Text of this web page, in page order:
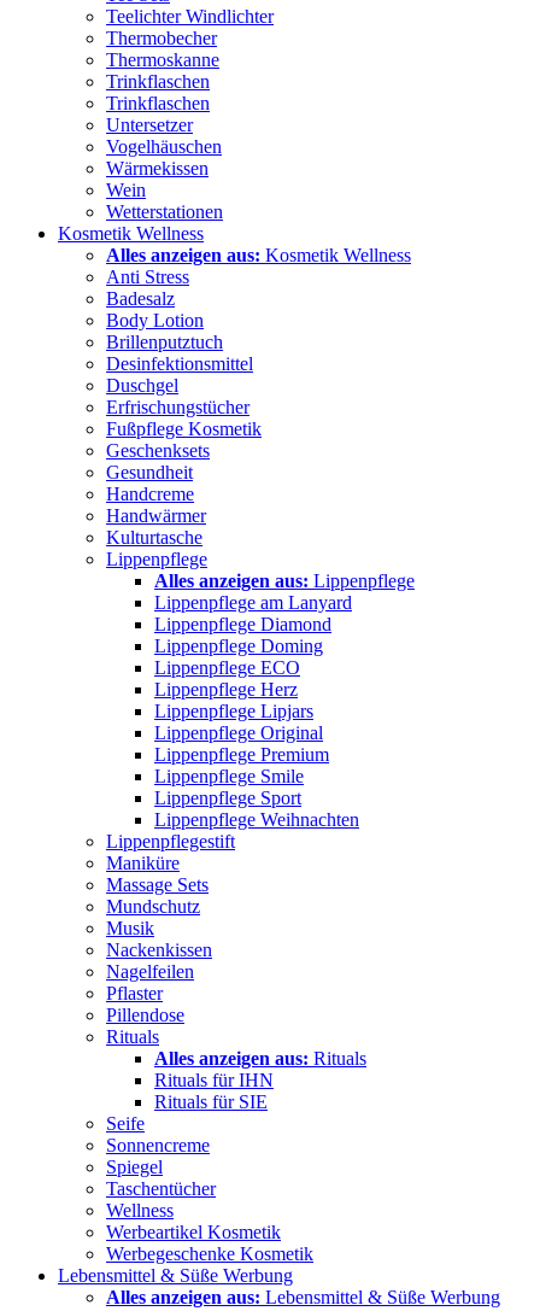
Teelichter Windlichter
Thermobecher
Thermoskanne
Trinkflaschen
Trinkflaschen
Untersetzer
Vogelhäuschen
Wärmekissen
Wein
Wetterstationen
Kosmetik Wellness
Alles anzeigen aus: Kosmetik Wellness
Anti Stress
Badesalz
Body Lotion
Brillenputztuch
Desinfektionsmittel
Duschgel
Erfrischungstücher
Fußpflege Kosmetik
Geschenksets
Gesundheit
Handcreme
Handwärmer
Kulturtasche
Lippenpflege
Alles anzeigen aus: Lippenpflege
Lippenpflege am Lanyard
Lippenpflege Diamond
Lippenpflege Doming
Lippenpflege ECO
Lippenpflege Herz
Lippenpflege Lipjars
Lippenpflege Original
Lippenpflege Premium
Lippenpflege Smile
Lippenpflege Sport
Lippenpflege Weihnachten
Lippenpflegestift
Maniküre
Massage Sets
Mundschutz
Musik
Nackenkissen
Nagelfeilen
Pflaster
Pillendose
Rituals
Alles anzeigen aus: Rituals
Rituals für IHN
Rituals für SIE
Seife
Sonnencreme
Spiegel
Taschentücher
Wellness
Werbeartikel Kosmetik
Werbegeschenke Kosmetik
Lebensmittel & Süße Werbung
Alles anzeigen aus: Lebensmittel & Süße Werbung